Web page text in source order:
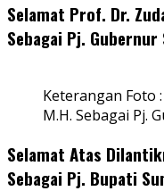
Selamat Prof. Dr.
Sebagai Pj. Gubernur
Keterangan Foto
M.H. Sebagai Pj.
Selamat Atas
Sebagai Pj. Bupati